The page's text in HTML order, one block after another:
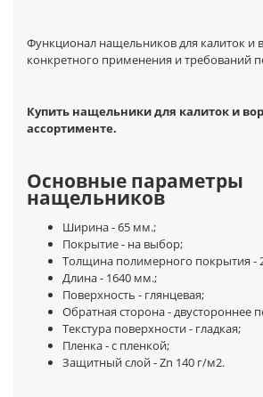
Функционал нащельников для калиток и
конкретного применения и требований
Купить нащельники для калиток и
ассортименте.
Основные параметры
нащельников
Ширина - 65 мм.;
Покрытие - на выбор;
Толщина полимерного покрытия -
Длина - 1640 мм.;
Поверхность - глянцевая;
Обратная сторона - двустороннее
Текстура поверхности - гладкая;
Пленка - с пленкой;
Защитный слой - Zn 140 г/м2.